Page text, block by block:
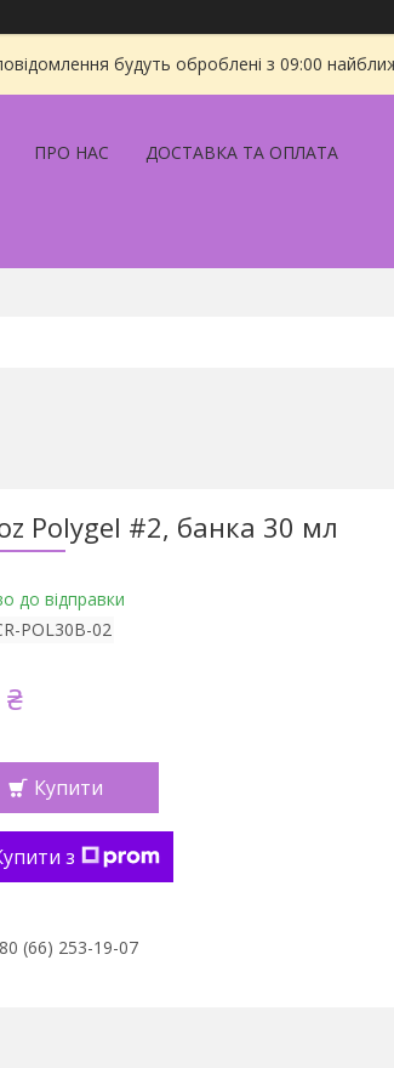
будуть оброблені з 09:00
ПРО НАС ДОСТАВКА ТА ОПЛАТА
Polygel #2, банка 30 мл
до відправки
POL30B-02
₴
Купити
з
(66) 253-19-07